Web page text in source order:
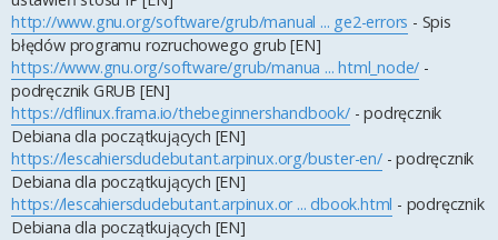
http://www.gnu.org/software/grub/manual ... ge2-errors - Spis
błędów programu rozruchowego grub [EN]
https://www.gnu.org/software/grub/manua ... html_node/ -
podręcznik GRUB [EN]
https://dflinux.frama.io/thebeginnershandbook/- podręcznik
Debiana dla początkujących [EN]
https://lescahiersdudebutant.arpinux.org/buster-en/- podręcznik
Debiana dla początkujących [EN]
https://lescahiersdudebutant.arpinux.or ... dbook.html - podręcznik
Debiana dla początkujących [EN]